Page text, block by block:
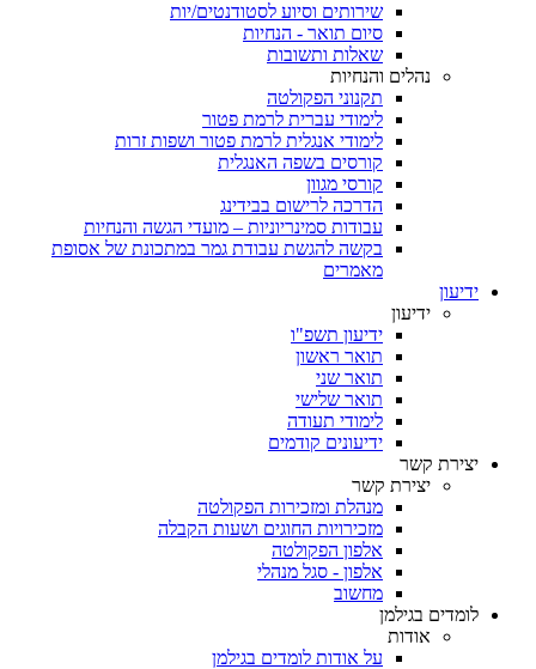
שירותים וסיוע לסטודנטים/יות
סיום תואר - הנחיות
שאלות ותשובות
נהלים והנחיות
תקנוני הפקולטה
לימודי עברית לרמת פטור
לימודי אנגלית לרמת פטור ושפות זרות
קורסים בשפה האנגלית
קורסי מגוון
הדרכה לרישום בבידינג
עבודות סמינריוניות – מועדי הגשה והנחיות
בקשה להגשת עבודת גמר במתכונת של אסופת
מאמרים
ידיעון
ידיעון
ידיעון תשפ"ו
תואר ראשון
תואר שני
תואר שלישי
לימודי תעודה
ידיעונים קודמים
יצירת קשר
יצירת קשר
מנהלת ומזכירות הפקולטה
מזכירויות החוגים ושעות הקבלה
אלפון הפקולטה
אלפון - סגל מנהלי
מחשוב
לומדים בגילמן
אודות
על אודות לומדים בגילמן